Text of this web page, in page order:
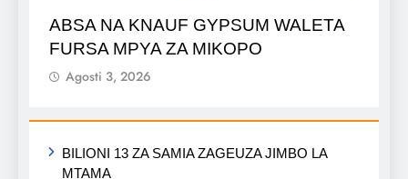
ABSA NA KNAUF GYPSUM WALETA
FURSA MPYA ZA MIKOPO
Agosti 3, 2026
BILIONI 13 ZA SAMIA ZAGEUZA JIMBO LA
MTAMA